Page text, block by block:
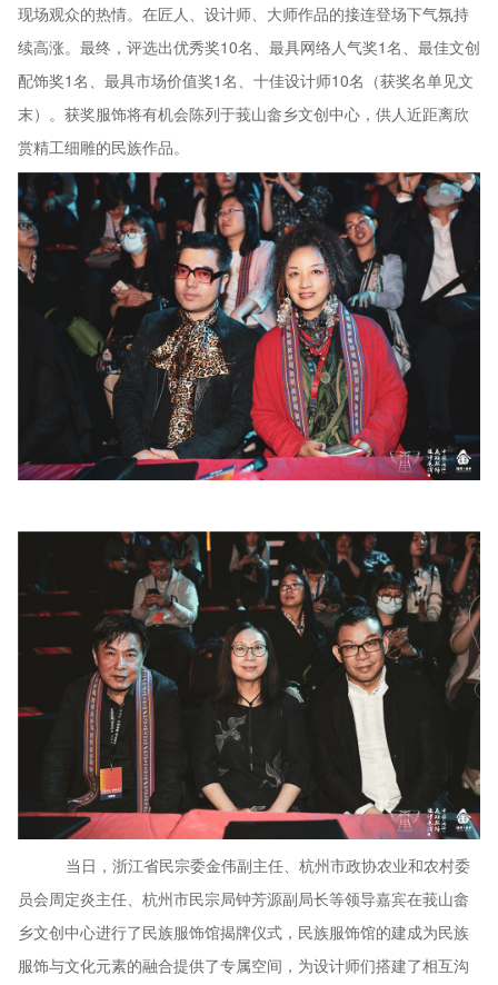
现场观众的热情。在匠人、设计师、大师作品的接连登场下气氛持
续高涨。最终，评选出优秀奖10名、最具网络人气奖1名、最佳文创
配饰奖1名、最具市场价值奖1名、十佳设计师10名（获奖名单见文
末）。获奖服饰将有机会陈列于莪山畲乡文创中心，供人近距离欣
赏精工细雕的民族作品。
当日，浙江省民宗委金伟副主任、杭州市政协农业和农村委
员会周定炎主任、杭州市民宗局钟芳源副局长等领导嘉宾在莪山畲
乡文创中心进行了民族服饰馆揭牌仪式，民族服饰馆的建成为民族
服饰与文化元素的融合提供了专属空间，为设计师们搭建了相互沟